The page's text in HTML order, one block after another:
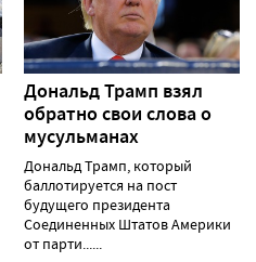
Дональд Трамп взял
обратно свои слова о
мусульманах
Дональд Трамп, который
баллотируется на пост
будущего президента
Соединенных Штатов Америки
от парти......